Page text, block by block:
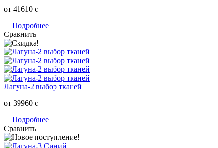
от 41610 c
Подробнее
Сравнить
Лагуна-2 выбор тканей
от 39960 c
Подробнее
Сравнить